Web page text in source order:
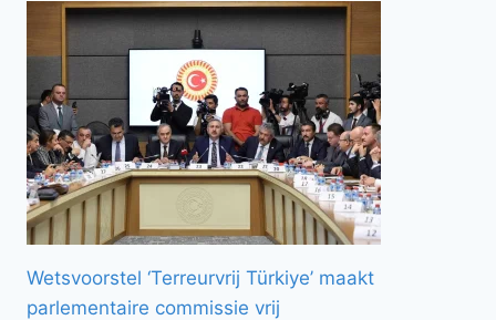
Wetsvoorstel ‘Terreurvrij Türkiye’ maakt
parlementaire commissie vrij